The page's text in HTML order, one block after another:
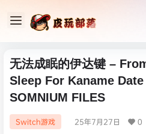
无法成眠的伊达键 –
Sleep For Kaname
SOMNIUM FILES
Switch游戏 25年7月27日 0